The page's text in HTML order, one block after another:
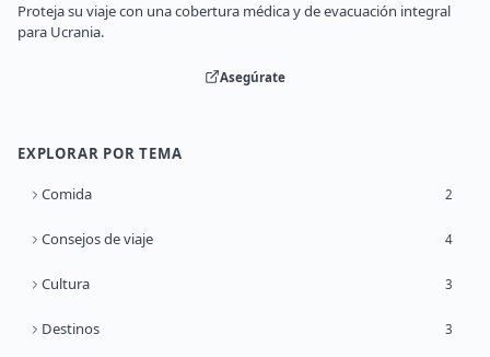
Proteja su viaje con una cobertura médica y de evacuación integral
para Ucrania.
Asegúrate
EXPLORAR POR TEMA
Comida 2
Consejos de viaje 4
Cultura 3
Destinos 3